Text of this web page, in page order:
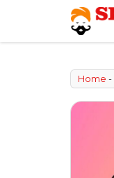
content
Home -